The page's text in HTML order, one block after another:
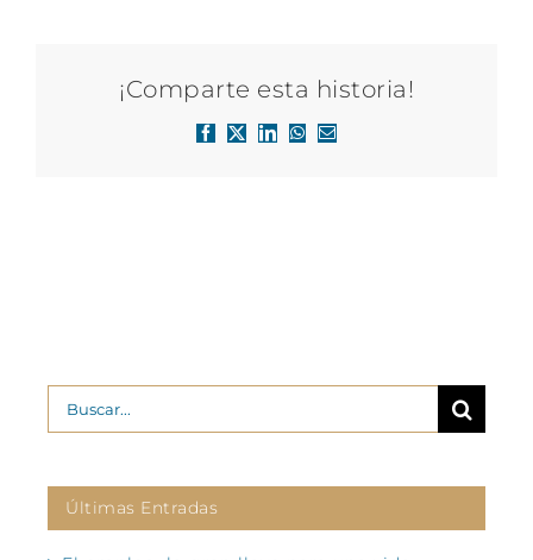
¡Comparte esta historia!
Facebook
X LinkedInWhatsApp
Correo
Buscar:
Últimas Entradas